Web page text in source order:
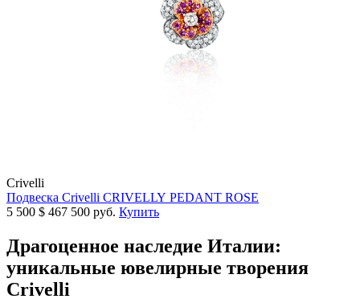
Crivelli
Подвеска Crivelli CRIVELLY PEDANT ROSE
5 500 $ 467 500 руб. Купить
Драгоценное наследие Италии:
уникальные ювелирные творения
Crivelli